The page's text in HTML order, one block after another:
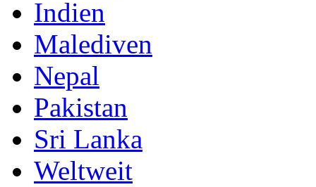
Indien
Malediven
Nepal
Pakistan
Sri Lanka
Weltweit